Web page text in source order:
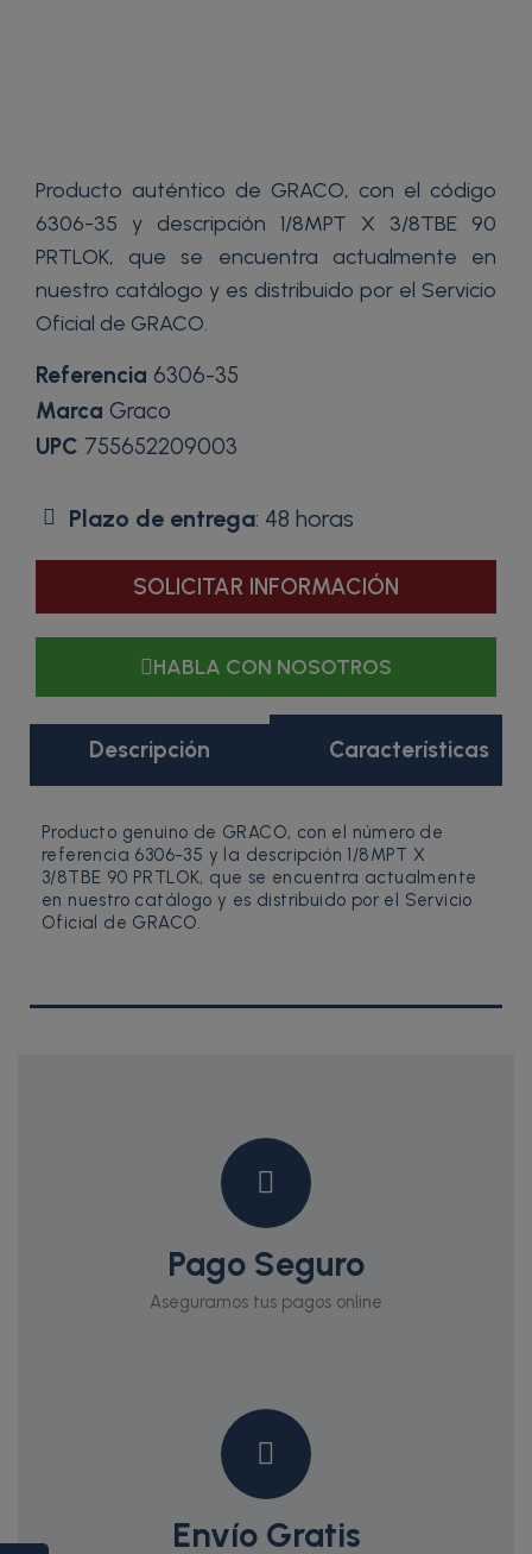
Producto auténtico de GRACO, con el código
6306-35 y descripción 1/8MPT X 3/8TBE 90
PRTLOK, que se encuentra actualmente en
nuestro catálogo y es distribuido por el Servicio
Oficial de GRACO.
Referencia 6306-35
Marca Graco
UPC 755652209003
Plazo de entrega: 48 horas
SOLICITAR INFORMACIÓN
HABLA CON NOSOTROS
Descripción Características
Producto genuino de GRACO, con el número de
referencia 6306-35 y la descripción 1/8MPT X
3/8TBE 90 PRTLOK, que se encuentra actualmente
en nuestro catálogo y es distribuido por el Servicio
Oficial de GRACO.
Pago Seguro
Aseguramos tus pagos online
Envío Gratis